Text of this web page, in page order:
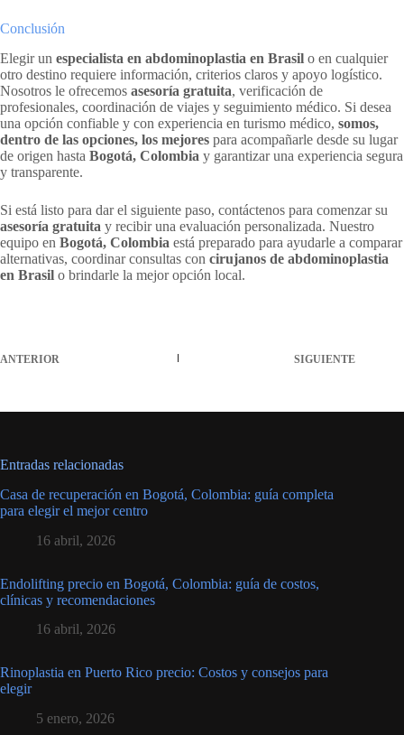
Conclusión
Elegir un especialista en abdominoplastia en Brasil o en cualquier
otro destino requiere información, criterios claros y apoyo logístico.
Nosotros le ofrecemos asesoría gratuita, verificación de
profesionales, coordinación de viajes y seguimiento médico. Si desea
una opción confiable y con experiencia en turismo médico, somos,
dentro de las opciones, los mejores para acompañarle desde su lugar
de origen hasta Bogotá, Colombia y garantizar una experiencia segura
y transparente.
Si está listo para dar el siguiente paso, contáctenos para comenzar su
asesoría gratuita y recibir una evaluación personalizada. Nuestro
equipo en Bogotá, Colombia está preparado para ayudarle a comparar
alternativas, coordinar consultas con cirujanos de abdominoplastia
en Brasil o brindarle la mejor opción local.
ANTERIOR SIGUIENTE
Entradas relacionadas
Casa de recuperación en Bogotá, Colombia: guía completa
para elegir el mejor centro
16 abril, 2026
Endolifting precio en Bogotá, Colombia: guía de costos,
clínicas y recomendaciones
16 abril, 2026
Rinoplastia en Puerto Rico precio: Costos y consejos para
elegir
5 enero, 2026